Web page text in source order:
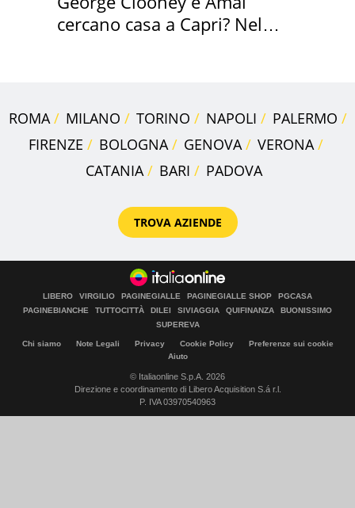
cercano casa a Capri? Nel
ROMA MILANO TORINO NAPOLI
PALERMO
FIRENZE
BOLOGNA GENOVA
VERONA
CATANIA
BARI PADOVA
TROVA AZIENDE
LIBERO VIRGILIO PAGINEGIALLE PAGINEGIALLE SHOP
PGCASA
PAGINEBIANCHE
TUTTOCITTÀ DILEI SIVIAGGIA QUIFINANZA
BUONISSIMO
SUPEREVA
Chi siamo Note Legali Privacy Cookie Policy
Preferenze sui cookie
Aiuto
© Italiaonline S.p.A. 2026
Direzione e coordinamento di Libero Acquisition S.á r.l.
P. IVA 03970540963